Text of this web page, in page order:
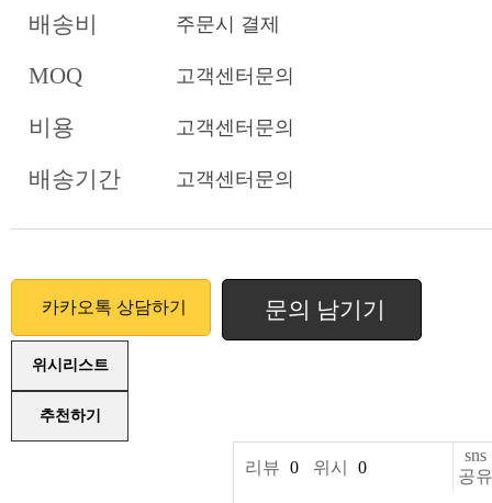
배송비 주문시 결제
MOQ 고객센터문의
비용 고객센터문의
배송기간 고객센터문의
카카오톡 상담하기 문의 남기기
위시리스트
추천하기
리뷰 0 위시 0
sns
공유